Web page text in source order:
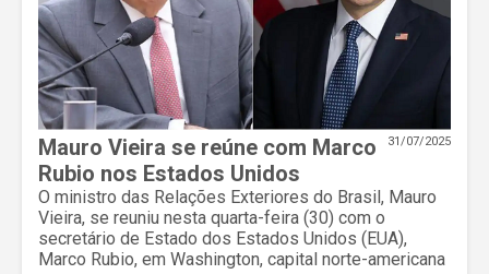
31/07/2025
Mauro Vieira se reúne com Marco
Rubio nos Estados Unidos
O ministro das Relações Exteriores do Brasil, Mauro
Vieira, se reuniu nesta quarta-feira (30) com o
secretário de Estado dos Estados Unidos (EUA),
Marco Rubio, em Washington, capital norte-americana